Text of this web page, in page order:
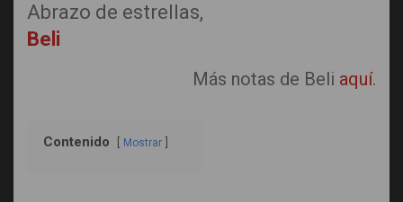
Abrazo de estrellas,
Beli
Más notas de Beli aquí.
Contenido Mostrar